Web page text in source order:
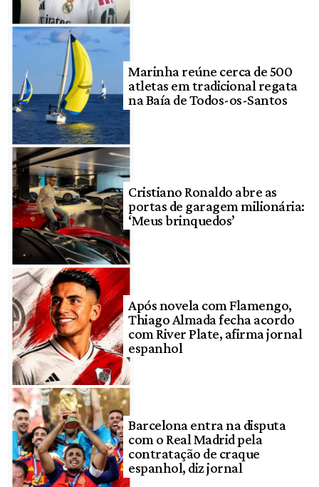
Marinha reúne cerca de 500
atletas em tradicional regata
na Baía de Todos-os-Santos
Cristiano Ronaldo abre as
portas de garagem milionária:
‘Meus brinquedos’
Após novela com Flamengo,
Thiago Almada fecha acordo
com River Plate, afirma jornal
espanhol
Barcelona entra na disputa
com o Real Madrid pela
contratação de craque
espanhol, diz jornal